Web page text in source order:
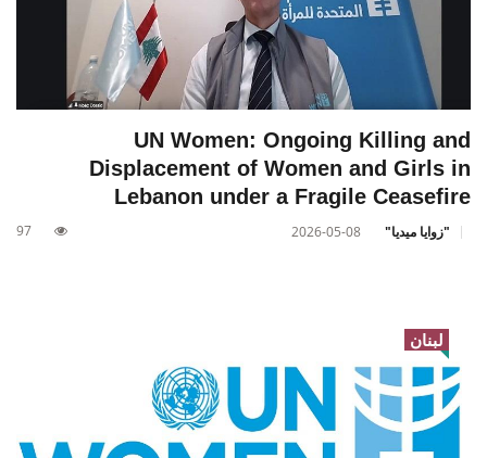
UN Women: Ongoing Killing and
Displacement of Women and Girls in
Lebanon under a Fragile Ceasefire
"زوايا ميديا" 2026-05-08
97
لبنان